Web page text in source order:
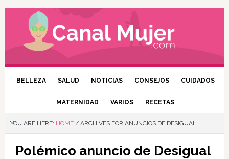
BELLEZA SALUD NOTICIAS CONSEJOS CUIDADOS
MATERNIDAD VARIOS RECETAS
YOU ARE HERE: HOME /ARCHIVES FOR ANUNCIOS DE DESIGUAL
Polémico anuncio de Desigual